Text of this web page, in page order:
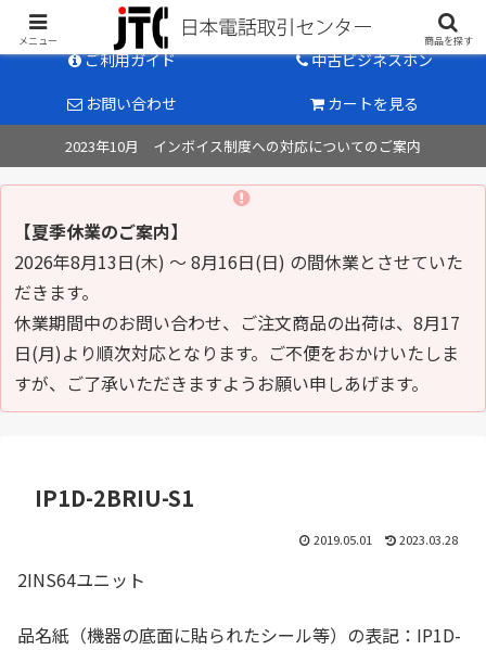
中古ビジネスホン販売のパイオニア
ご利用ガイド
中古ビジネスホン
お問い合わせ
カートを見る
2023年10月 インボイス制度への対応についてのご案内
【夏季休業のご案内】
2026年8月13日(木) ～ 8月16日(日) の間休業とさせていた
だきます。
休業期間中のお問い合わせ、ご注文商品の出荷は、8月17
日(月)より順次対応となります。ご不便をおかけいたしま
すが、ご了承いただきますようお願い申しあげます。
IP1D-2BRIU-S1
2019.05.01 2023.03.28
2INS64ユニット
品名紙（機器の底面に貼られたシール等）の表記：IP1D-
メニュー 商品を探す